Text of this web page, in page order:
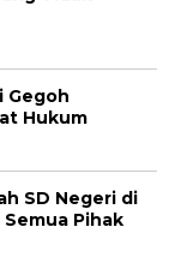
Gegoh
Hukum
SD Negeri di
Pihak